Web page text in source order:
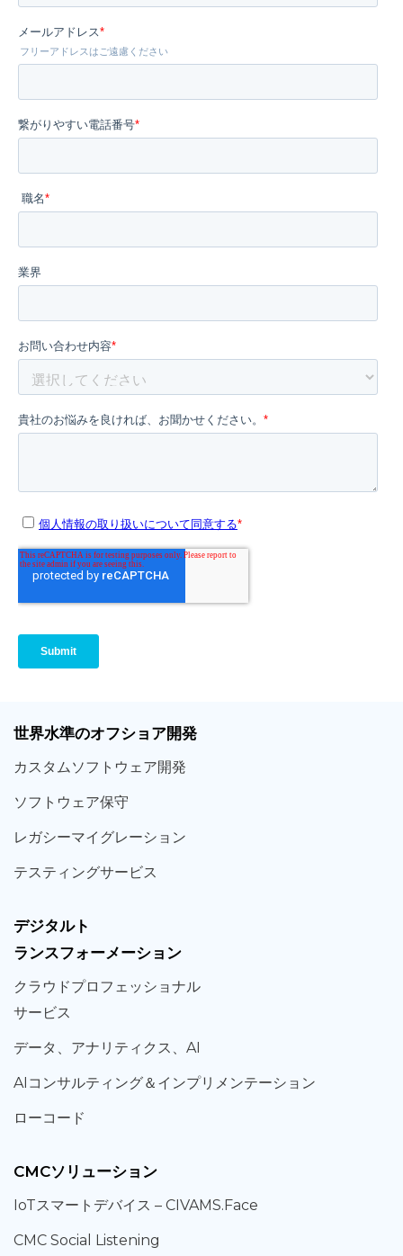
世界水準のオフショア開発
カスタムソフトウェア開発
ソフト ウェア保守
レガシーマイグレーション
テスティングサービス
デジタルト
ランスフォーメーション
クラウドプロフェッショナル
サービス
データ、 アナリティクス、 AI
AIコンサルティング＆ インプリメンテーション
ローコード
CMCソリューション
IoTスマートデバイス – CIVAMS.Face
CMC Social Listening